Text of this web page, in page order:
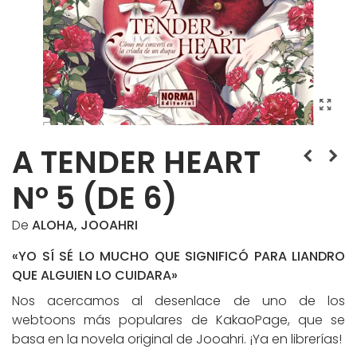
A TENDER HEART
Nº 5 (DE 6)
De ALOHA, JOOAHRI
«YO SÍ SÉ LO MUCHO QUE SIGNIFICÓ PARA LIANDRO
QUE ALGUIEN LO CUIDARA»
Nos acercamos al desenlace de uno de los
webtoons más populares de KakaoPage, que se
basa en la novela original de Jooahri. ¡Ya en librerías!